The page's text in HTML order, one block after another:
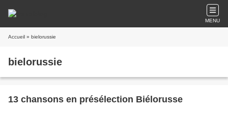
MENU
Accueil » bielorussie
bielorussie
13 chansons en présélection Biélorusse